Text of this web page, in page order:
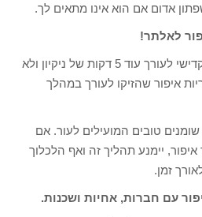
אדום אם הוא אינו מתאים לך.
לאלתר!
גם אם את עייפה ועצלנית, הקדישי לעורך עוד 5 דקות של ניקיון ולא
איפור שהזיקו לעורך במהלך
טובים המועילים לעור. אם
יימנע תהליך זה ואף הלכלוך
זמן.
עם חברות, אחיות ושכנות.